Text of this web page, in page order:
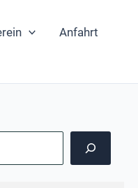
Anfahrt